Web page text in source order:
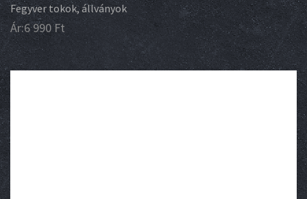
Fegyver tokok, állványok
Ár:6 990Ft